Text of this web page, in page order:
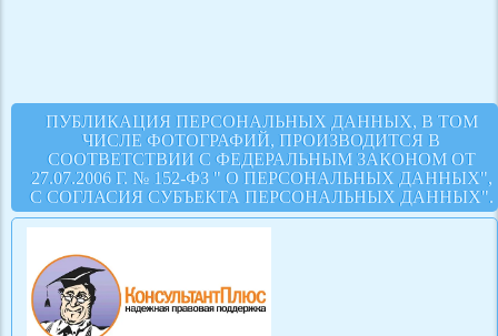
ПУБЛИКАЦИЯ ПЕРСОНАЛЬНЫХ ДАННЫХ, В ТОМ
ЧИСЛЕ ФОТОГРАФИЙ, ПРОИЗВОДИТСЯ В
СООТВЕТСТВИИ С ФЕДЕРАЛЬНЫМ ЗАКОНОМ ОТ
27.07.2006 Г. № 152-ФЗ " О ПЕРСОНАЛЬНЫХ ДАННЫХ",
С СОГЛАСИЯ СУБЪЕКТА ПЕРСОНАЛЬНЫХ ДАННЫХ".